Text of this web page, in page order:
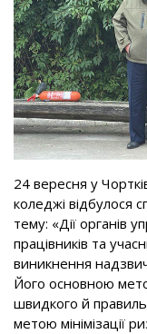
24 вересня у
коледжі відбулося
тему: «Дії органів
працівників та
виникнення
Його основною
швидкого й
метою мінімізації